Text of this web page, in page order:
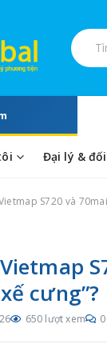
Tìm
Đại lý &
S720 và
cưng”?
650 lượt xem